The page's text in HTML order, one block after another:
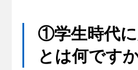
①学生時代
とは何です